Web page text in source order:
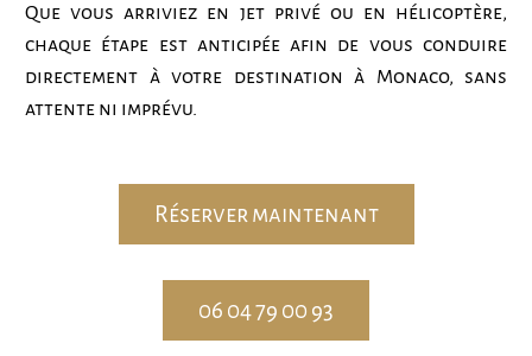
Que vous arriviez en jet privé ou en hélicoptère,
chaque étape est anticipée afin de vous conduire
directement à votre destination à Monaco, sans
attente ni imprévu.
Réserver maintenant
06 04 79 00 93